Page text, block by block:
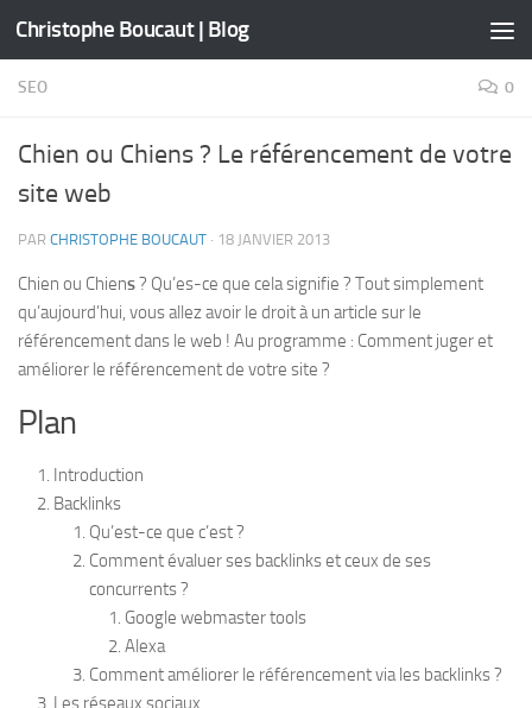
Skip to content
Christophe Boucaut | Blog
SEO 0
Chien ou Chiens ? Le référencement de votre
site web
PAR CHRISTOPHE BOUCAUT · 18 JANVIER 2013
Chien ou Chiens? Qu’es-ce que cela signifie ? Tout simplement
qu’aujourd’hui, vous allez avoir le droit à un article sur le
référencement dans le web ! Au programme : Comment juger et
améliorer le référencement de votre site ?
Plan
Introduction
Backlinks
Qu’est-ce que c’est ?
Comment évaluer ses backlinks et ceux de ses
concurrents ?
Google webmaster tools
Alexa
Comment améliorer le référencement via les backlinks ?
Les réseaux sociaux